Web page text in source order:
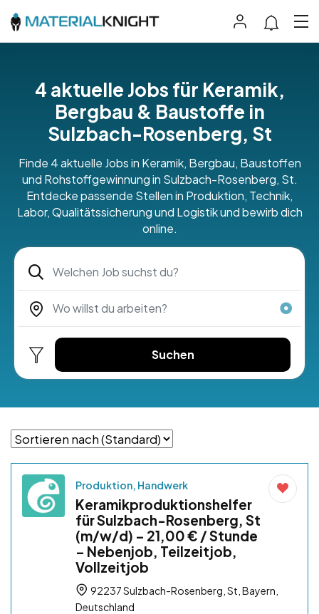
4 aktuelle Jobs für Keramik,
Bergbau & Baustoffe in
Sulzbach-Rosenberg, St
Finde 4 aktuelle Jobs in Keramik, Bergbau, Baustoffen
und Rohstoffgewinnung in Sulzbach-Rosenberg, St.
Entdecke passende Stellen in Produktion, Technik,
Labor, Qualitätssicherung und Logistik und bewirb dich
online.
Suchen
Produktion, Handwerk
Keramikproduktionshelfer
für Sulzbach-Rosenberg, St
(m/w/d) – 21,00 € / Stunde
– Nebenjob, Teilzeitjob,
Vollzeitjob
92237 Sulzbach-Rosenberg, St, Bayern,
Deutschland